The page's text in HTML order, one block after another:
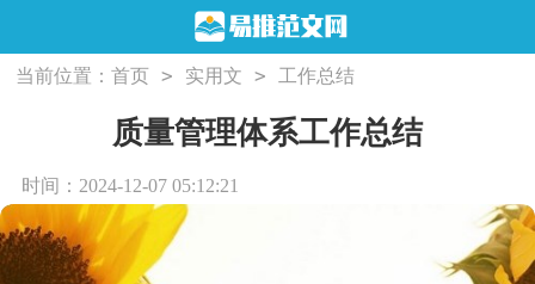
当前位置：首页 > 实用文 > 工作总结
质量管理体系工作总结
时间：2024-12-07 05:12:21